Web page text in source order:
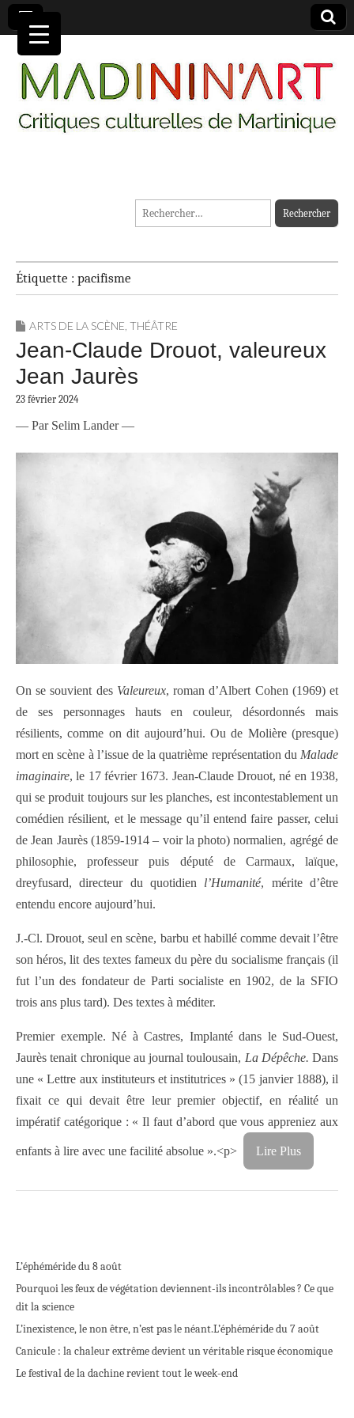
MADININ'ART
Rechercher :
Étiquette : pacifisme
ARTS DE LA SCÈNE, THÉÂTRE
Jean-Claude Drouot, valeureux
Jean Jaurès
23 février 2024
— Par Selim Lander —
On se souvient des Valeureux, roman d’Albert Cohen (1969) et
de ses personnages hauts en couleur, désordonnés mais
résilients, comme on dit aujourd’hui. Ou de Molière (presque)
mort en scène à l’issue de la quatrième représentation du Malade
imaginaire, le 17 février 1673. Jean-Claude Drouot, né en 1938,
qui se produit toujours sur les planches, est incontestablement un
comédien résilient, et le message qu’il entend faire passer, celui
de Jean Jaurès (1859-1914 – voir la photo) normalien, agrégé de
philosophie, professeur puis député de Carmaux, laïque,
dreyfusard, directeur du quotidien l’Humanité, mérite d’être
entendu encore aujourd’hui.
J.-Cl. Drouot, seul en scène, barbu et habillé comme devait l’être
son héros, lit des textes fameux du père du socialisme français (il
fut l’un des fondateur de Parti socialiste en 1902, de la SFIO
trois ans plus tard). Des textes à méditer.
Premier exemple. Né à Castres, Implanté dans le Sud-Ouest,
Jaurès tenait chronique au journal toulousain, La Dépêche. Dans
une « Lettre aux instituteurs et institutrices » (15 janvier 1888), il
fixait ce qui devait être leur premier objectif, en réalité un
impératif catégorique : « Il faut d’abord que vous appreniez aux
enfants à lire avec une facilité absolue ».<p> Lire Plus
L’éphéméride du 8 août
Pourquoi les feux de végétation deviennent-ils incontrôlables ? Ce que
dit la science
L’inexistence, le non être, n’est pas le néant.L’éphéméride du 7 août
Canicule : la chaleur extrême devient un véritable risque économique
Le festival de la dachine revient tout le week-end